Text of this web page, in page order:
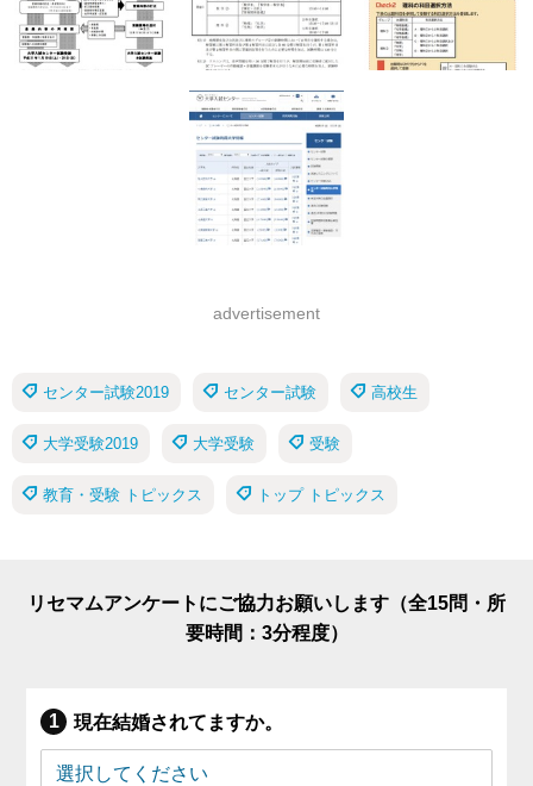
advertisement
センター試験2019 センター試験 高校生
大学受験2019 大学受験 受験
教育・受験 トピックス トップ トピックス
リセマムアンケートにご協力お願いします（全15問・所
要時間：3分程度）
現在結婚されてますか。